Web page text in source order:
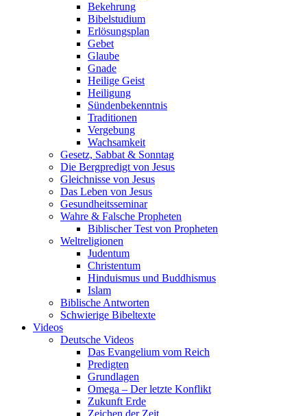
Bekehrung
Bibelstudium
Erlösungsplan
Gebet
Glaube
Gnade
Heilige Geist
Heiligung
Sündenbekenntnis
Traditionen
Vergebung
Wachsamkeit
Gesetz, Sabbat & Sonntag
Die Bergpredigt von Jesus
Gleichnisse von Jesus
Das Leben von Jesus
Gesundheitsseminar
Wahre & Falsche Propheten
Biblischer Test von Propheten
Weltreligionen
Judentum
Christentum
Hinduismus und Buddhismus
Islam
Biblische Antworten
Schwierige Bibeltexte
Videos
Deutsche Videos
Das Evangelium vom Reich
Predigten
Grundlagen
Omega – Der letzte Konflikt
Zukunft Erde
Zeichen der Zeit